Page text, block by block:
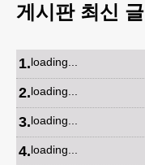
게시판 최신 글
1.loading...
2.loading...
3.loading...
4.loading...